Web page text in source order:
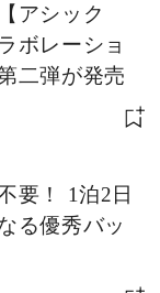
アシック
ボレーショ
二弾が発売
要！ 1泊2日
る優秀バッ